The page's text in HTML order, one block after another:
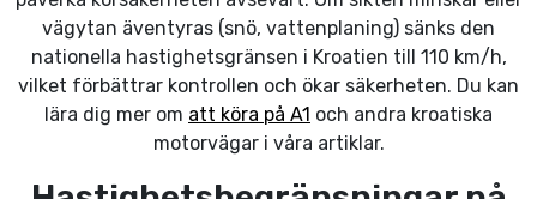
vägytan äventyras (snö, vattenplaning) sänks den
nationella hastighetsgränsen i Kroatien till 110 km/h,
vilket förbättrar kontrollen och ökar säkerheten. Du kan
lära dig mer om att köra på A1 och andra kroatiska
motorvägar i våra artiklar.